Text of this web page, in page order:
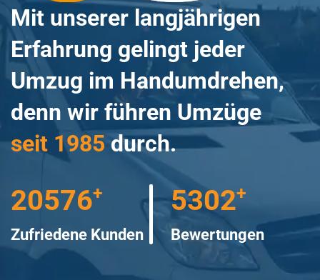
Mit unserer langjährigen
Erfahrung gelingt jeder
Umzug im Handumdrehen,
denn wir führen Umzüge
seit 1985 durch.
30260+
Zufriedene Kunden
7798+
Bewertungen